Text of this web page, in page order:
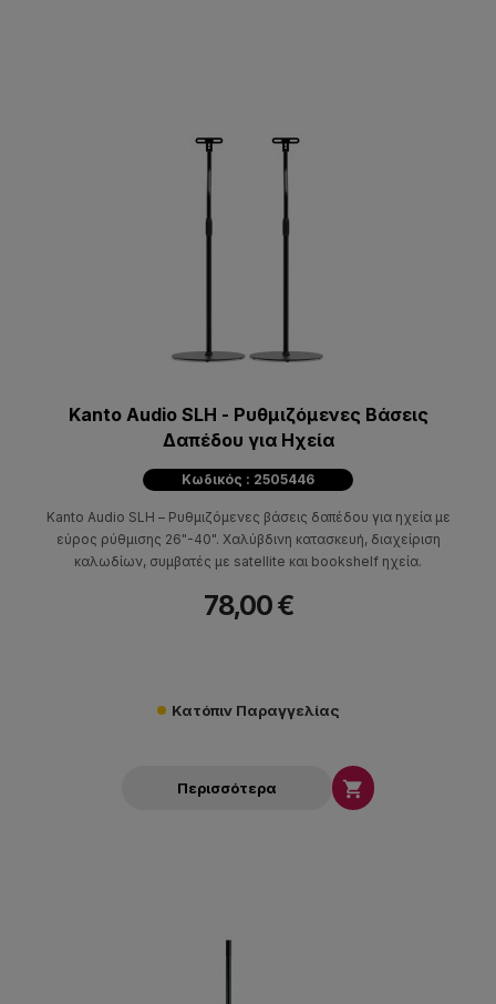
Kanto Audio SLH - Ρυθμιζόμενες Βάσεις
Δαπέδου για Ηχεία
Κωδικός : 2505446
Kanto Audio SLH – Ρυθμιζόμενες βάσεις δαπέδου για ηχεία με
εύρος ρύθμισης 26"-40". Χαλύβδινη κατασκευή, διαχείριση
καλωδίων, συμβατές με satellite και bookshelf ηχεία.
78,00 €
Κατόπιν Παραγγελίας
Περισσότερα 